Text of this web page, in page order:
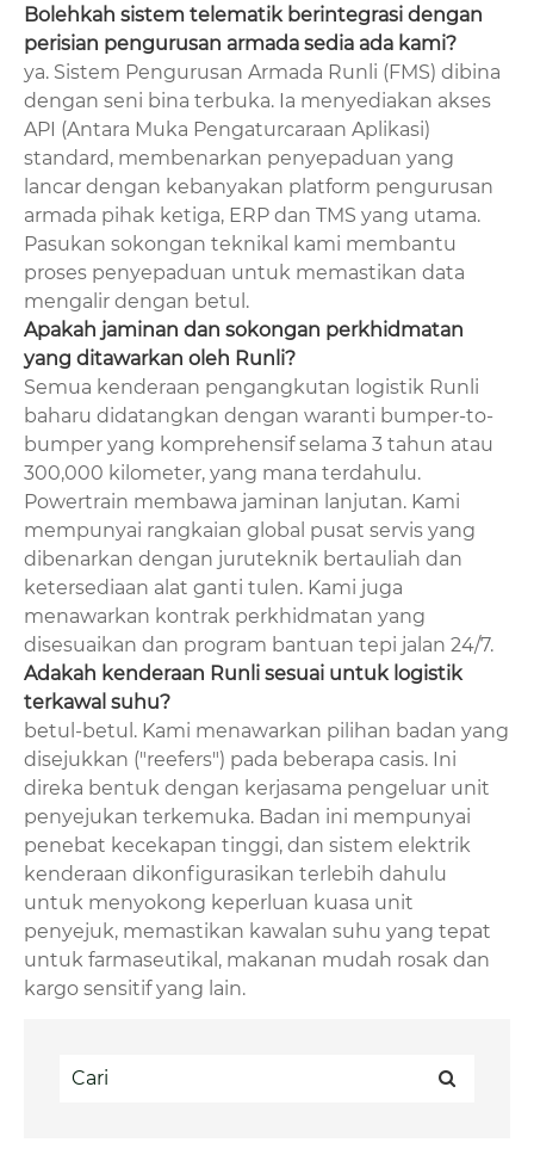
Bolehkah sistem telematik berintegrasi dengan
perisian pengurusan armada sedia ada kami?
ya. Sistem Pengurusan Armada Runli (FMS) dibina
dengan seni bina terbuka. Ia menyediakan akses
API (Antara Muka Pengaturcaraan Aplikasi)
standard, membenarkan penyepaduan yang
lancar dengan kebanyakan platform pengurusan
armada pihak ketiga, ERP dan TMS yang utama.
Pasukan sokongan teknikal kami membantu
proses penyepaduan untuk memastikan data
mengalir dengan betul.
Apakah jaminan dan sokongan perkhidmatan
yang ditawarkan oleh Runli?
Semua kenderaan pengangkutan logistik Runli
baharu didatangkan dengan waranti bumper-to-
bumper yang komprehensif selama 3 tahun atau
300,000 kilometer, yang mana terdahulu.
Powertrain membawa jaminan lanjutan. Kami
mempunyai rangkaian global pusat servis yang
dibenarkan dengan juruteknik bertauliah dan
ketersediaan alat ganti tulen. Kami juga
menawarkan kontrak perkhidmatan yang
disesuaikan dan program bantuan tepi jalan 24/7.
Adakah kenderaan Runli sesuai untuk logistik
terkawal suhu?
betul-betul. Kami menawarkan pilihan badan yang
disejukkan ("reefers") pada beberapa casis. Ini
direka bentuk dengan kerjasama pengeluar unit
penyejukan terkemuka. Badan ini mempunyai
penebat kecekapan tinggi, dan sistem elektrik
kenderaan dikonfigurasikan terlebih dahulu
untuk menyokong keperluan kuasa unit
penyejuk, memastikan kawalan suhu yang tepat
untuk farmaseutikal, makanan mudah rosak dan
kargo sensitif yang lain.